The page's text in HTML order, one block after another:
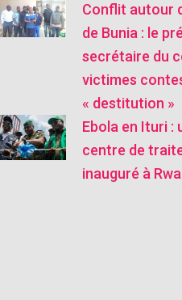
Conflit autour
de Bunia : le
secrétaire du
victimes
« destitution »
Ebola en Ituri :
centre de
inauguré à